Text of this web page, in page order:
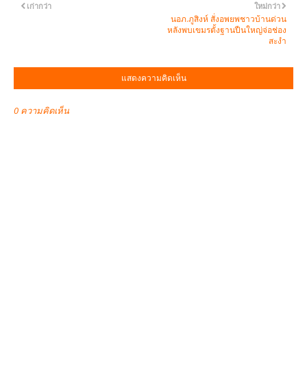
ใหม่กว่า
นอภ.ภูสิงห์ สั่งอพยพชาวบ้านด่วน
หลังพบเขมรตั้งฐานปืนใหญ่จ่อช่อง
สะงำ
เก่ากว่า
แสดงความคิดเห็น
0 ความคิดเห็น